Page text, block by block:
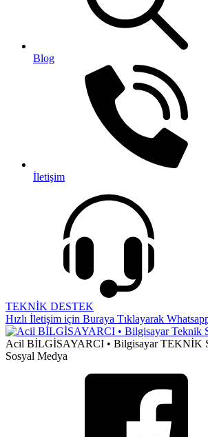
Blog
İletişim
TEKNİK DESTEK
Hızlı İletişim için Buraya Tıklayarak
Acil BİLGİSAYARCI • Bilgisayar TEKNİK
Sosyal Medya